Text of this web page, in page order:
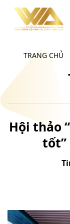
Chuyển
TRANG CHỦ
Hội thảo
tốt”